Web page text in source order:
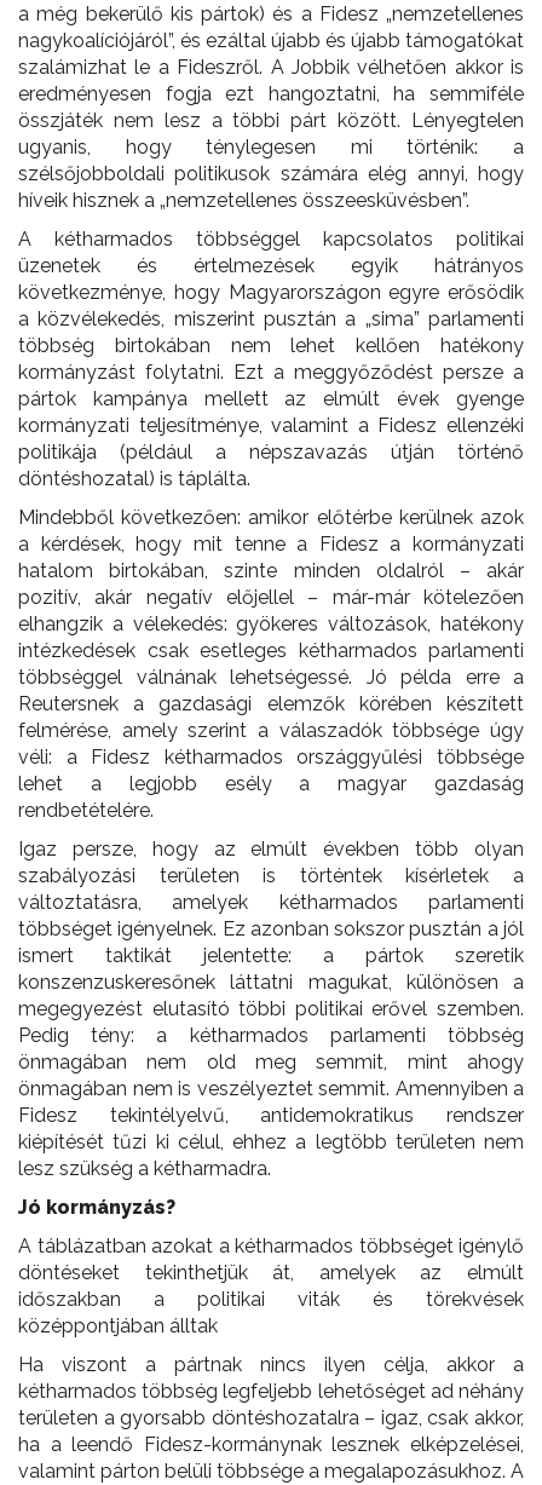
a még bekerülő kis pártok) és a Fidesz „nemzetellenes
nagykoalíciójáról”, és ezáltal újabb és újabb támogatókat
szalámizhat le a Fideszről. A Jobbik vélhetően akkor is
eredményesen fogja ezt hangoztatni, ha semmiféle
összjáték nem lesz a többi párt között. Lényegtelen
ugyanis, hogy ténylegesen mi történik: a
szélsőjobboldali politikusok számára elég annyi, hogy
híveik hisznek a „nemzetellenes összeesküvésben”.
A kétharmados többséggel kapcsolatos politikai
üzenetek és értelmezések egyik hátrányos
következménye, hogy Magyarországon egyre erősödik
a közvélekedés, miszerint pusztán a „sima” parlamenti
többség birtokában nem lehet kellően hatékony
kormányzást folytatni. Ezt a meggyőződést persze a
pártok kampánya mellett az elmúlt évek gyenge
kormányzati teljesítménye, valamint a Fidesz ellenzéki
politikája (például a népszavazás útján történő
döntéshozatal) is táplálta.
Mindebből következően: amikor előtérbe kerülnek azok
a kérdések, hogy mit tenne a Fidesz a kormányzati
hatalom birtokában, szinte minden oldalról – akár
pozitív, akár negatív előjellel – már-már kötelezően
elhangzik a vélekedés: gyökeres változások, hatékony
intézkedések csak esetleges kétharmados parlamenti
többséggel válnának lehetségessé. Jó példa erre a
Reutersnek a gazdasági elemzők körében készített
felmérése, amely szerint a válaszadók többsége úgy
véli: a Fidesz kétharmados országgyűlési többsége
lehet a legjobb esély a magyar gazdaság
rendbetételére.
Igaz persze, hogy az elmúlt években több olyan
szabályozási területen is történtek kísérletek a
változtatásra, amelyek kétharmados parlamenti
többséget igényelnek. Ez azonban sokszor pusztán a jól
ismert taktikát jelentette: a pártok szeretik
konszenzuskeresőnek láttatni magukat, különösen a
megegyezést elutasító többi politikai erővel szemben.
Pedig tény: a kétharmados parlamenti többség
önmagában nem old meg semmit, mint ahogy
önmagában nem is veszélyeztet semmit. Amennyiben a
Fidesz tekintélyelvű, antidemokratikus rendszer
kiépítését tűzi ki célul, ehhez a legtöbb területen nem
lesz szükség a kétharmadra.
Jó kormányzás?
A táblázatban azokat a kétharmados többséget igénylő
döntéseket tekinthetjük át, amelyek az elmúlt
időszakban a politikai viták és törekvések
középpontjában álltak
Ha viszont a pártnak nincs ilyen célja, akkor a
kétharmados többség legfeljebb lehetőséget ad néhány
területen a gyorsabb döntéshozatalra – igaz, csak akkor,
ha a leendő Fidesz-kormánynak lesznek elképzelései,
valamint párton belüli többsége a megalapozásukhoz. A